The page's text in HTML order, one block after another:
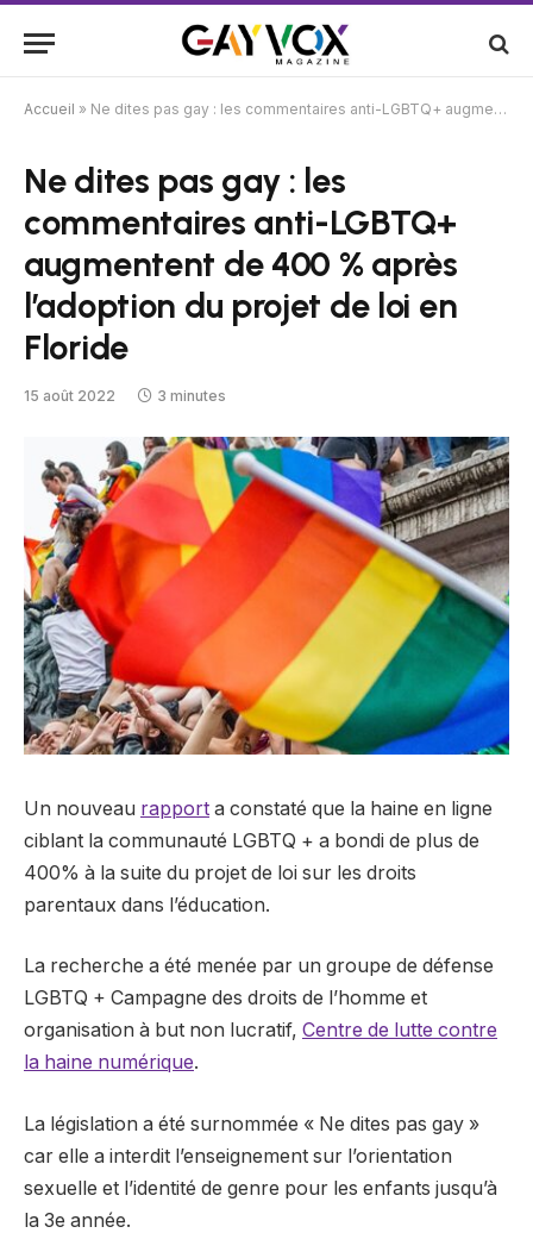
Accueil » Ne dites pas gay : les commentaires anti-LGBTQ+ augmentent de 400 % après l’adoption du projet de loi en Floride
Ne dites pas gay : les
commentaires anti-LGBTQ+
augmentent de 400 % après
l’adoption du projet de loi en
Floride
15 août 2022 3 minutes
Un nouveau rapport a constaté que la haine en ligne
ciblant la communauté LGBTQ + a bondi de plus de
400% à la suite du projet de loi sur les droits
parentaux dans l’éducation.
La recherche a été menée par un groupe de défense
LGBTQ + Campagne des droits de l’homme et
organisation à but non lucratif, Centre de lutte contre
la haine numérique.
La législation a été surnommée « Ne dites pas gay »
car elle a interdit l’enseignement sur l’orientation
sexuelle et l’identité de genre pour les enfants jusqu’à
la 3e année.